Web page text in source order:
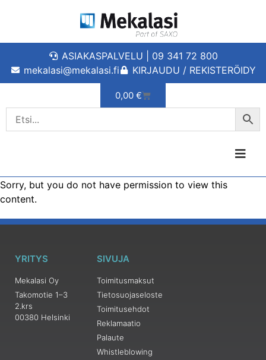
ASIAKASPALVELU | 09 341 72 800
mekalasi@mekalasi.fi
KIRJAUDU / REKISTERÖIDY
0,00 €
Sorry, but you do not have permission to view this
content.
YRITYS
Mekalasi Oy
Takomotie 1–3
2.krs
00380 Helsinki
SIVUJA
Toimitusmaksut
Tietosuojaseloste
Toimitusehdot
Reklamaatio
Palaute
Whistleblowing